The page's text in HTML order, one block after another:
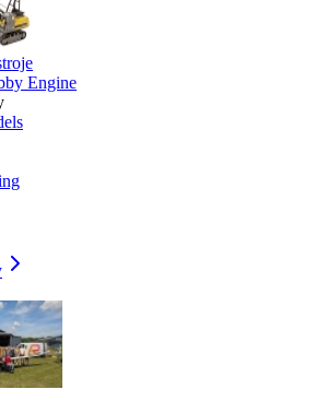
Engine